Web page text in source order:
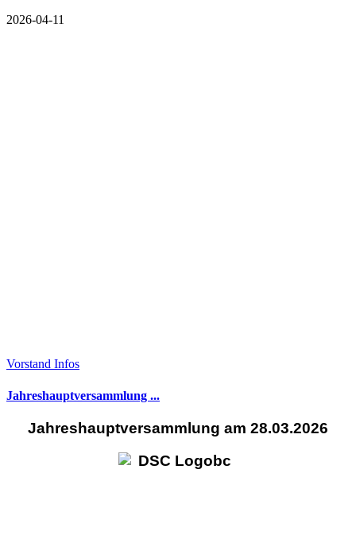
2026-04-11
Vorstand Infos
Jahreshauptversammlung ...
Jahreshauptversammlung am 28.03.2026